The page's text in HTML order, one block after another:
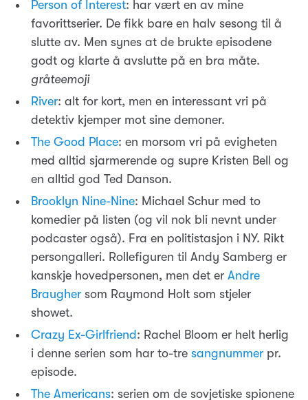
Person of Interest: har vært en av mine
favorittserier. De fikk bare en halv sesong til å
slutte av. Men synes at de brukte episodene
godt og klarte å avslutte på en bra måte.
gråteemoji
River: alt for kort, men en interessant vri på
detektiv kjemper mot sine demoner.
The Good Place: en morsom vri på evigheten
med alltid sjarmerende og supre Kristen Bell og
en alltid god Ted Danson.
Brooklyn Nine-Nine: Michael Schur med to
komedier på listen (og vil nok bli nevnt under
podcaster også). Fra en politistasjon i NY. Rikt
persongalleri. Rollefiguren til Andy Samberg er
kanskje hovedpersonen, men det er Andre
Braugher som Raymond Holt som stjeler
showet.
Crazy Ex-Girlfriend : Rachel Bloom er helt herlig
i denne serien som har to-tre sangnummer pr.
episode.
The Americans: serien om de sovjetiske spionene